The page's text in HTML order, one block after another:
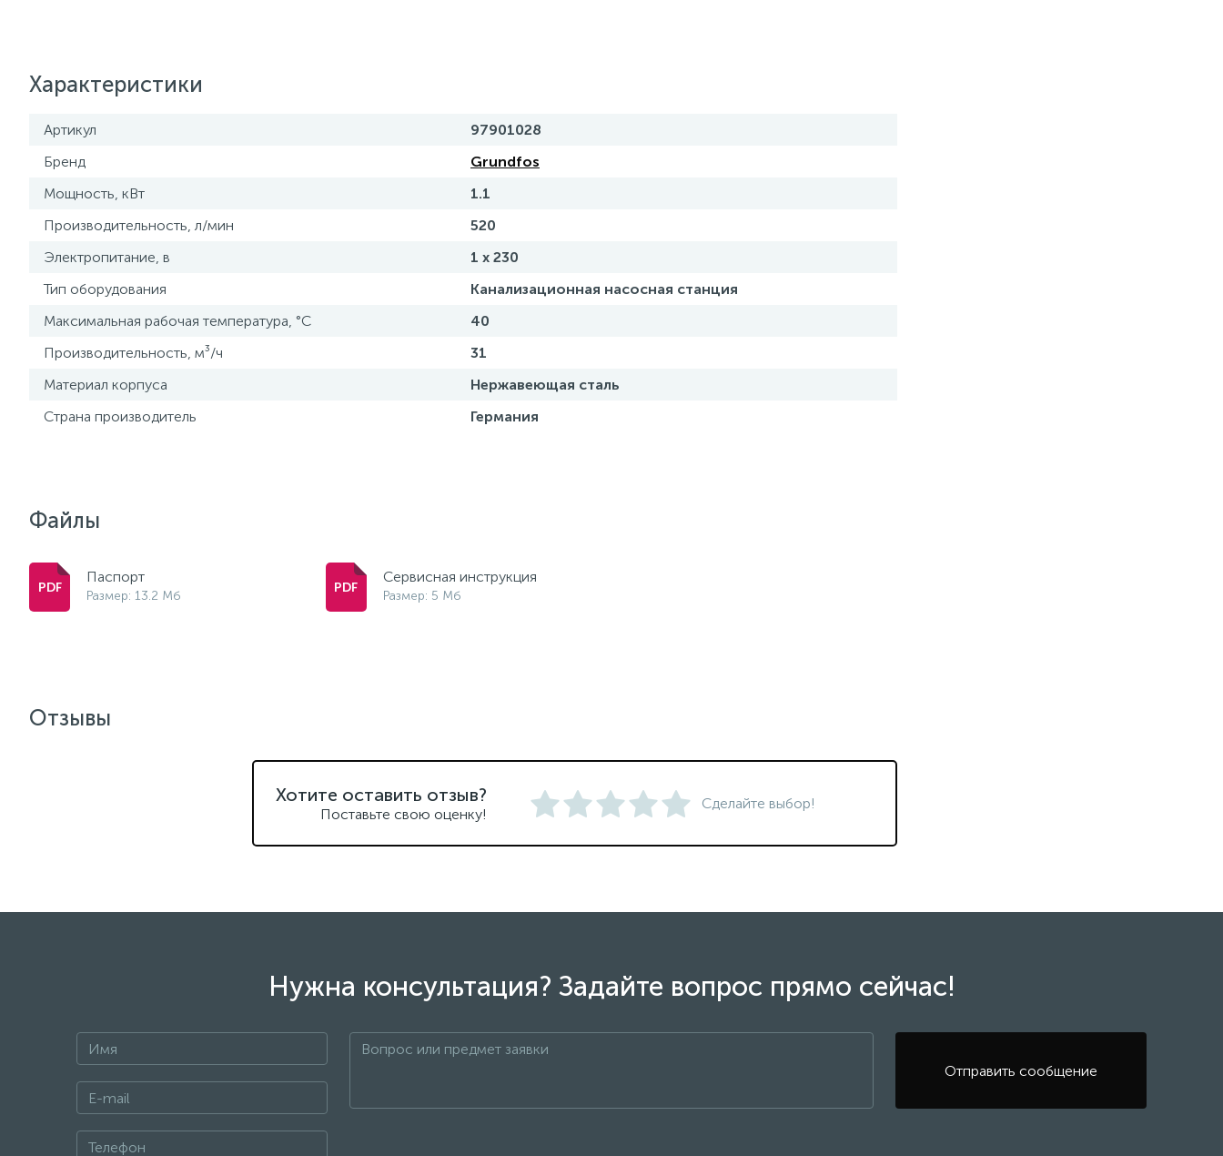
Характеристики
Артикул
97901028
Бренд
Grundfos
Мощность, кВт
1.1
Производительность, л/мин
520
Электропитание, в
1 x 230
Тип оборудования
Канализационная насосная станция
Максимальная рабочая температура, °С
40
Производительность, м³/ч
31
Материал корпуса
Нержавеющая сталь
Страна производитель
Германия
Файлы
Паспорт
Размер: 13.2 Мб
Сервисная инструкция
Размер: 5 Мб
Отзывы
Хотите оставить отзыв?
Поставьте свою оценку!
Сделайте выбор!
Нужна консультация? Задайте вопрос прямо сейчас!
Отправить сообщение